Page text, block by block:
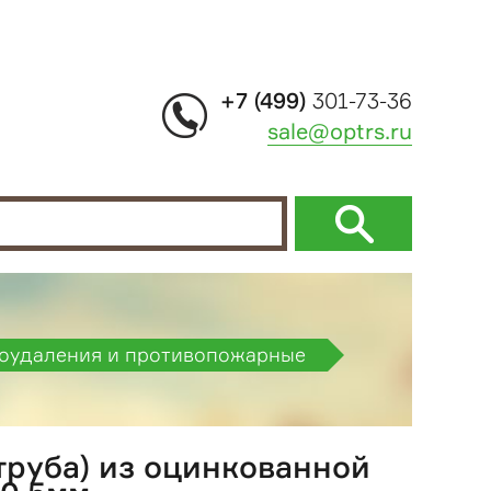
+7 (499) 301-73-36
sale@optrs.ru
и противопожарные
из оцинкованной